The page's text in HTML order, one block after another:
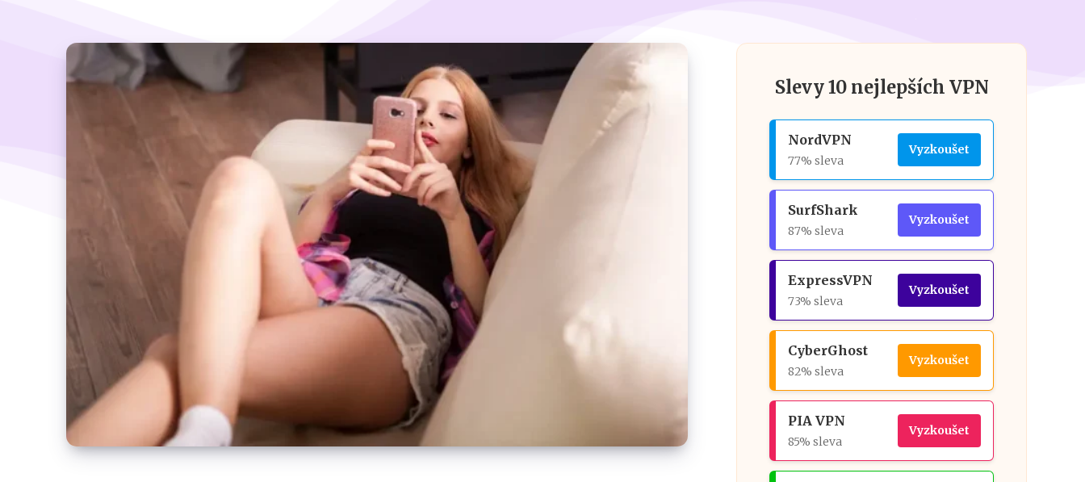
Slevy 10 nejlepších VPN
NordVPN
77% sleva
Vyzkoušet
SurfShark
87% sleva
Vyzkoušet
ExpressVPN
73% sleva
Vyzkoušet
CyberGhost
82% sleva
Vyzkoušet
PIA VPN
85% sleva
Vyzkoušet